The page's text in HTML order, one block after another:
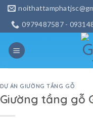
Skip
content
0979487587 -
DỰ ÁN GIƯỜNG TẦNG GỖ
Giường tầng gỗ